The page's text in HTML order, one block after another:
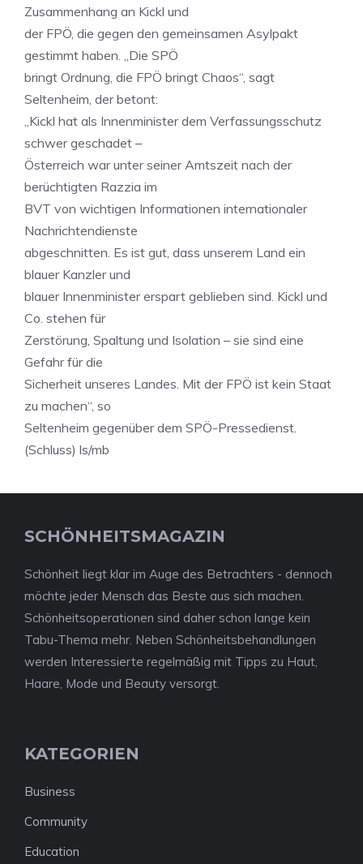
Zusammenhang an Kickl und
der FPÖ, die gegen den gemeinsamen Asylpakt
gestimmt haben. „Die SPÖ
bringt Ordnung, die FPÖ bringt Chaos“, sagt
Seltenheim, der betont:
„Kickl hat als Innenminister dem Verfassungsschutz
schwer geschadet –
Österreich war unter seiner Amtszeit nach der
berüchtigten Razzia im
BVT von wichtigen Informationen internationaler
Nachrichtendienste
abgeschnitten. Es ist gut, dass unserem Land ein
blauer Kanzler und
blauer Innenminister erspart geblieben sind. Kickl und
Co. stehen für
Zerstörung, Spaltung und Isolation – sie sind eine
Gefahr für die
Sicherheit unseres Landes. Mit der FPÖ ist kein Staat
zu machen“, so
Seltenheim gegenüber dem SPÖ-Pressedienst.
(Schluss) ls/mb
SCHÖNHEITSMAGAZIN
Schönheit liegt klar im Auge des Betrachters - dennoch
möchte jeder Mensch das Beste aus sich machen.
Schönheitsoperationen sind daher schon lange kein
Tabu-Thema mehr. Neben Schönheitsbehandlungen
werden Interessierte regelmäßig mit Tipps zu Haut,
Haare, Mode und Beauty versorgt.
KATEGORIEN
Business
Community
Education